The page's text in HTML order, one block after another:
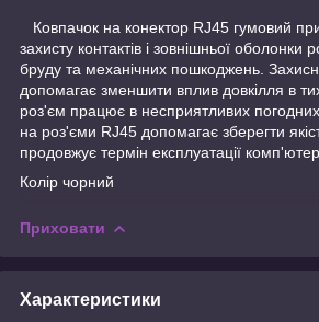
Ковпачок на конектор RJ45 гумовий
захисту контактів і зовнішньої оболонки
бруду та механічних пошкоджень.
допомагає зменшити вплив довкілля в
роз'єм працює в несприятливих
на роз'єми RJ45 допомагає зберегти
продовжує термін експлуатації
Колір чорний
Приховати
Характеристики